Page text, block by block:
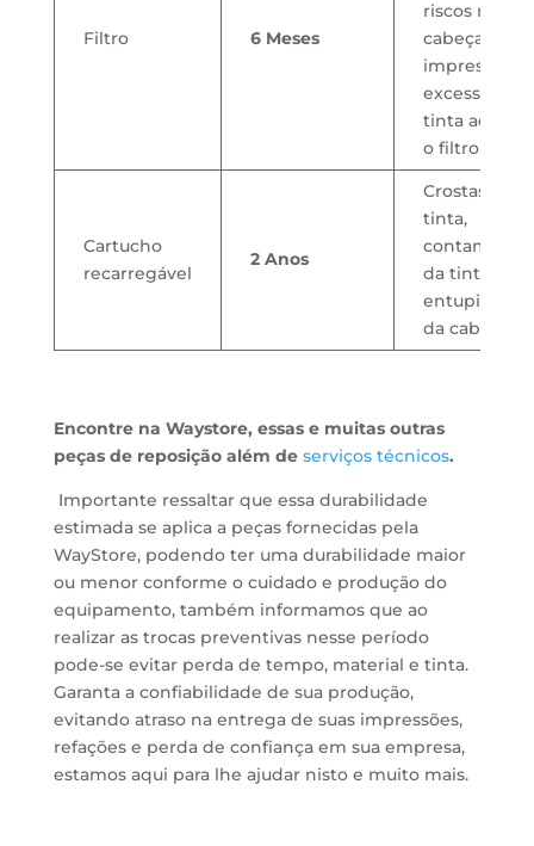
Filtro 6 Meses
riscos na
cabeça de
impressão
excesso de
tinta ao
o filtro.
Cartucho
recarregável
2 Anos
Crostas de
tinta,
da tinta,
da cabeça.
Encontre na Waystore, essas e muitas outras
peças de reposição além de serviços técnicos.
Importante ressaltar que essa durabilidade
estimada se aplica a peças fornecidas pela
WayStore, podendo ter uma durabilidade maior
ou menor conforme o cuidado e produção do
equipamento, também informamos que ao
realizar as trocas preventivas nesse período
pode-se evitar perda de tempo, material e tinta.
Garanta a confiabilidade de sua produção,
evitando atraso na entrega de suas impressões,
refações e perda de confiança em sua empresa,
estamos aqui para lhe ajudar nisto e muito mais.